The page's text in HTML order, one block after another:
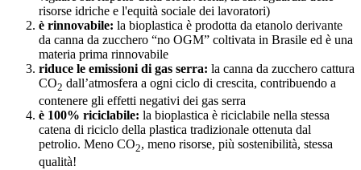
risorse idriche e l'equità sociale dei lavoratori)
è rinnovabile: la bio­plastica è prodotta da etanolo derivante
da canna da zucchero “no OGM” coltivata in Brasile ed è una
materia prima rinnovabile
riduce le emissioni di gas serra: la canna da zucchero cattura
CO2 dall’atmosfera a ogni ciclo di crescita, contribuendo a
contenere gli effetti negativi dei gas serra
è 100% riciclabile: la bio­plastica è riciclabile nella stessa
catena di riciclo della plastica tradizionale ottenuta dal
petrolio. Meno CO2, meno risorse, più sostenibilità, stessa
qualità!